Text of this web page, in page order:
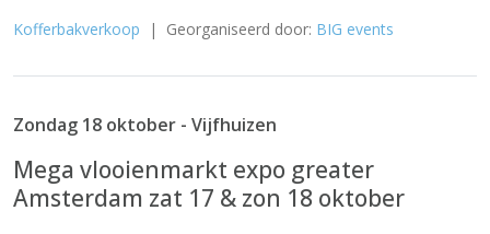
Kofferbakverkoop | Georganiseerd door: BIG events
Zondag 18 oktober - Vijfhuizen
Mega vlooienmarkt expo greater
Amsterdam zat 17 & zon 18 oktober